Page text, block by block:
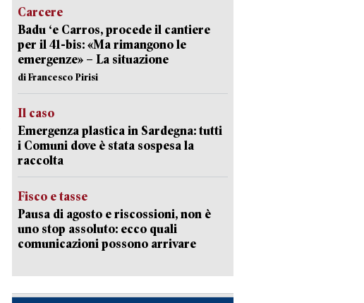
Carcere
Badu ‘e Carros, procede il cantiere
per il 41-bis: «Ma rimangono le
emergenze» – La situazione
di Francesco Pirisi
Il caso
Emergenza plastica in Sardegna: tutti
i Comuni dove è stata sospesa la
raccolta
Fisco e tasse
Pausa di agosto e riscossioni, non è
uno stop assoluto: ecco quali
comunicazioni possono arrivare